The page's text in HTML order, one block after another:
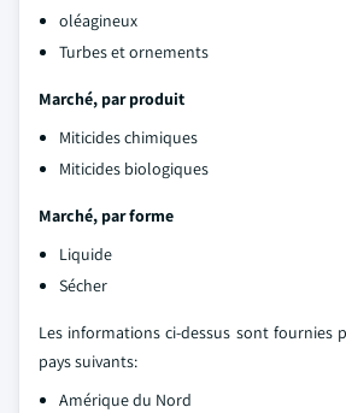
oléagineux
Turbes et ornements
Marché, par produit
Miticides chimiques
Miticides biologiques
Marché, par forme
Liquide
Sécher
Les informations ci-dessus sont fournies
pays suivants:
Amérique du Nord